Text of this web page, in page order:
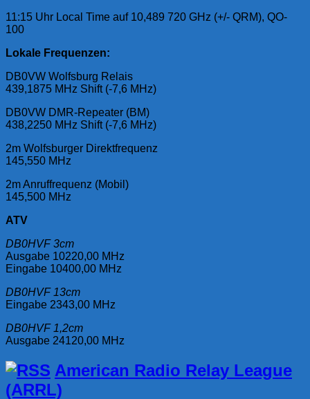
11:15 Uhr Local Time auf 10,489 720 GHz (+/- QRM), QO-
100
Lokale Frequenzen:
DB0VW Wolfsburg Relais
439,1875 MHz Shift (-7,6 MHz)
DB0VW DMR-Repeater (BM)
438,2250 MHz Shift (-7,6 MHz)
2m Wolfsburger Direktfrequenz
145,550 MHz
2m Anruffrequenz (Mobil)
145,500 MHz
ATV
DB0HVF 3cm
Ausgabe 10220,00 MHz
Eingabe 10400,00 MHz
DB0HVF 13cm
Eingabe 2343,00 MHz
DB0HVF 1,2cm
Ausgabe 24120,00 MHz
American Radio Relay League
(ARRL)